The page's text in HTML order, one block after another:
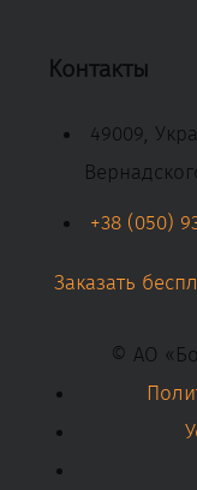
Контакты
49009,
+38 (050)
Заказать
© АО